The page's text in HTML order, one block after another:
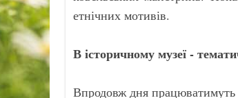
етнічних мотивів.
В історичному музеї -
Впродовж дня працюватимуть